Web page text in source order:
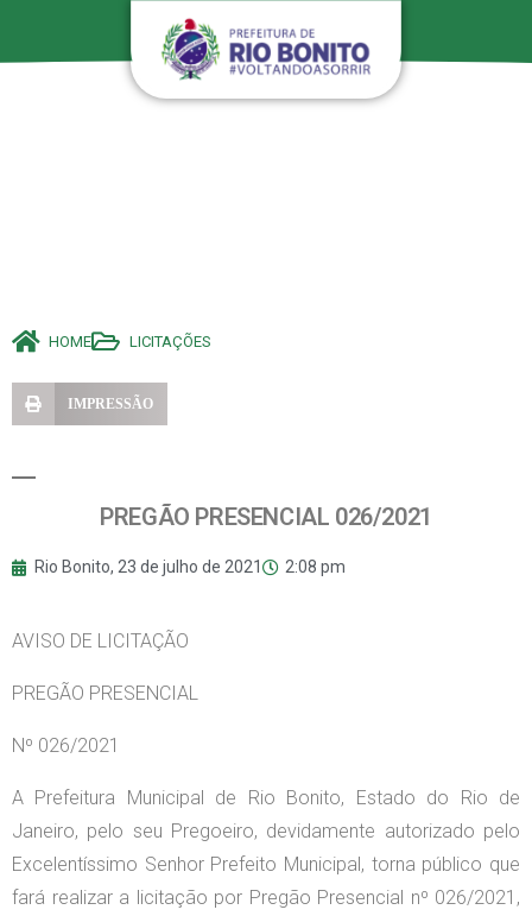
HOME LICITAÇÕES
IMPRESSÃO
PREGÃO PRESENCIAL 026/2021
Rio Bonito, 23 de julho de 2021 2:08 pm
AVISO DE LICITAÇÃO
PREGÃO PRESENCIAL
Nº 026/2021
A Prefeitura Municipal de Rio Bonito, Estado do Rio de
Janeiro, pelo seu Pregoeiro, devidamente autorizado pelo
Excelentíssimo Senhor Prefeito Municipal, torna público que
fará realizar a licitação por Pregão Presencial nº 026/2021,